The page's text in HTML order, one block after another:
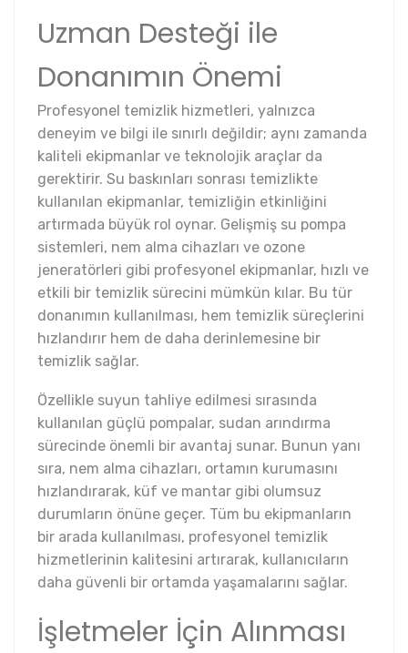
Uzman Desteği ile
Donanımın Önemi
Profesyonel temizlik hizmetleri, yalnızca
deneyim ve bilgi ile sınırlı değildir; aynı zamanda
kaliteli ekipmanlar ve teknolojik araçlar da
gerektirir. Su baskınları sonrası temizlikte
kullanılan ekipmanlar, temizliğin etkinliğini
artırmada büyük rol oynar. Gelişmiş su pompa
sistemleri, nem alma cihazları ve ozone
jeneratörleri gibi profesyonel ekipmanlar, hızlı ve
etkili bir temizlik sürecini mümkün kılar. Bu tür
donanımın kullanılması, hem temizlik süreçlerini
hızlandırır hem de daha derinlemesine bir
temizlik sağlar.
Özellikle suyun tahliye edilmesi sırasında
kullanılan güçlü pompalar, sudan arındırma
sürecinde önemli bir avantaj sunar. Bunun yanı
sıra, nem alma cihazları, ortamın kurumasını
hızlandırarak, küf ve mantar gibi olumsuz
durumların önüne geçer. Tüm bu ekipmanların
bir arada kullanılması, profesyonel temizlik
hizmetlerinin kalitesini artırarak, kullanıcıların
daha güvenli bir ortamda yaşamalarını sağlar.
İşletmeler İçin Alınması